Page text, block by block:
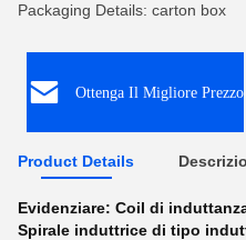
Packaging Details: carton box
Ottenga Il Migliore Prezzo
Product Details
Evidenziare: Coil di
Spirale induttrice di tipo